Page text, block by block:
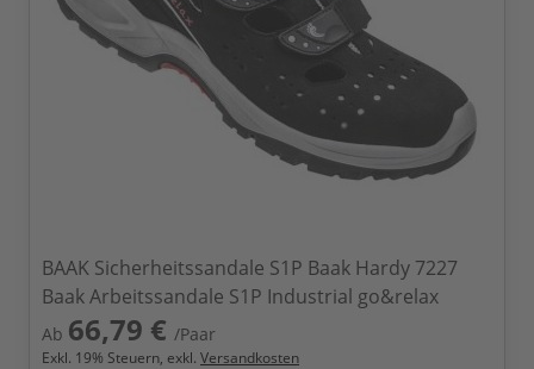
BAAK Sicherheitssandale S1P Baak Hardy 7227
Baak Arbeitssandale S1P Industrial go&relax
Ab 66,79 € /Paar
Exkl. 19% Steuern, exkl. Versandkosten